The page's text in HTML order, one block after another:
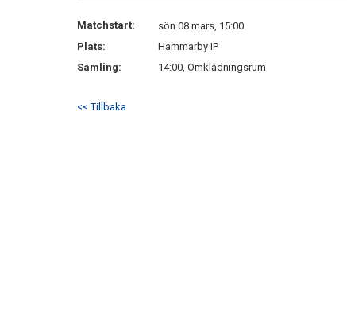
Matchstart:
sön 08 mars, 15:00
Plats:
Hammarby IP
Samling:
14:00, Omklädningsrum
<< Tillbaka